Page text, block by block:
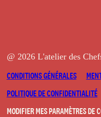
@ 2026 L'atelier des
CONDITIONS GÉNÉRALES
POLITIQUE DE CONFIDENTIALITÉ
MODIFIER MES PARAMÈTRES DE